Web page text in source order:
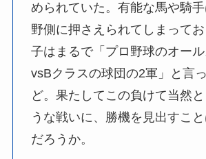
められていた。有能な馬や騎
野側に押さえられてしまって
子はまるで「プロ野球のオー
vsBクラスの球団の2軍」と言
ど。果たしてこの負けて当然
うな戦いに、勝機を見出すこ
だろうか。